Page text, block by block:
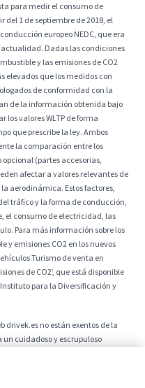
para medir el consumo de
del 1 de septiembre de 2018, el
europeo NEDC, que era
Dadas las condiciones
y las emisiones de CO2
elevados que los medidos con
de conformidad con la
de la información obtenida bajo
los valores WLTP de forma
que prescribe la ley. Ambos
la comparación entre los
(partes accesorias,
afectar a valores relevantes de
aerodinámica. Estos factores,
tráfico y la forma de conducción,
el consumo de electricidad, las
Para más información sobre los
y emisiones CO2 en los nuevos
Turismo de venta en
de CO2’, que está disponible
para la Diversificación y
drivek.es no están exentos de la
un cuidadoso y escrupuloso